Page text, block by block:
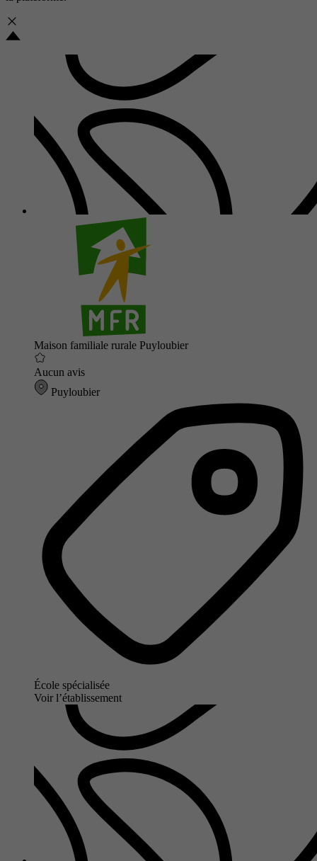
Maison familiale rurale Puyloubier
Aucun avis
Puyloubier
École spécialisée
Voir l’établissement